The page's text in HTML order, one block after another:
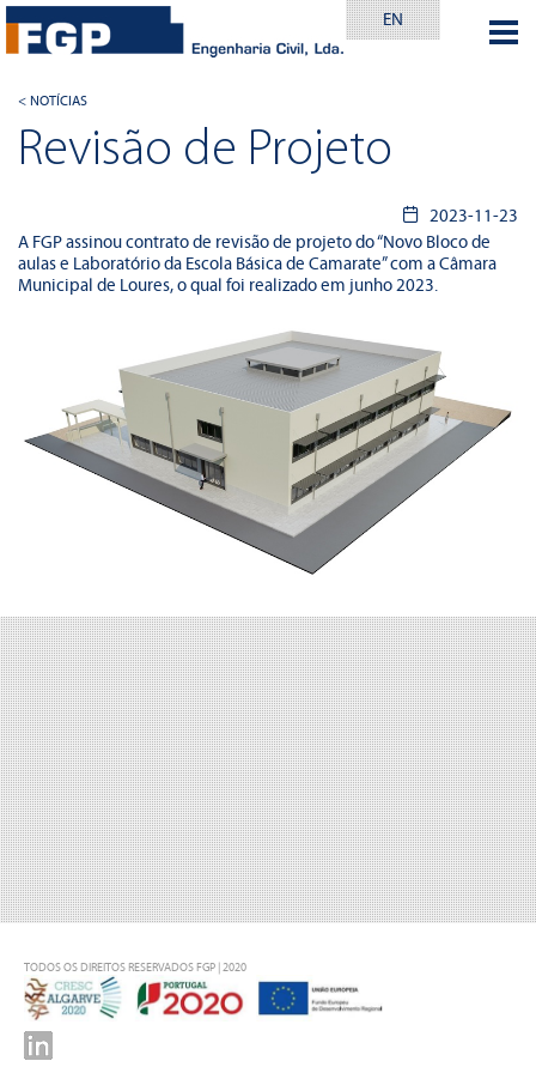
EN
< NOTÍCIAS
Revisão de Projeto
2023-11-23
A FGP assinou contrato de revisão de projeto do “Novo Bloco de
aulas e Laboratório da Escola Básica de Camarate” com a Câmara
Municipal de Loures, o qual foi realizado em junho 2023.
TODOS OS DIREITOS RESERVADOS FGP | 2020